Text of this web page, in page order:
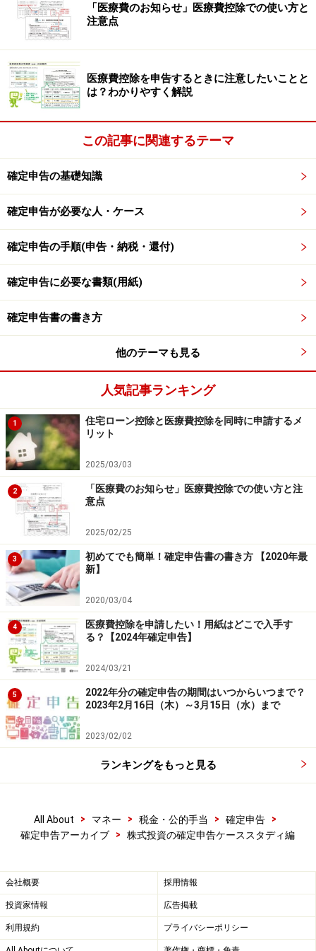
添付書類～年間取引報告書
特定口座を証券会社で開設している方は、源泉徴収のあ
るなしにかかわらず、特定口座を開設している証券会社
ごとに1年間の取引を記載した「特定口座年間取引報告
書」が郵送されてきます。この「特定口座年間取引報告
書」を添付して提出することとなります。「特定口座年
費用の額等が記載されています。
明細書・内訳書～株式等に係る譲渡所得等
の金額の計算明細書
株式等に係る譲渡所得等の金額の計算明細書を
ら印刷し、取引報告書などを基にして上場株式等の売買
収益を記入します。
株式の確定申告をする場合、色々なケースがあると思い
ますが、今回は一番多いケースで応用も利く複数の証券
口座をお持ちでそれらを合算して税金を払う場合に必要
な手続きを説明しようと思います。
株式の確定申告のケーススタディはこちら
※記事内容は執筆時点のものです。最新の内容をご確認くださ
い。
本記事の内容は一般的な情報提供を目的としており、特定の金融
商品や投資行動を推奨するものではありません。
投資や資産運用に関する最終的なご判断はご自身の責任において
行ってください。
掲載情報の正確性・完全性については十分に配慮しております
が、その内容を保証するものではなく、これに基づく損失・損害
などについて当社は一切の責任を負いません。
最新の情報や詳細については、必ず各金融機関やサービス提供者
の公式情報をご確認ください。
「医療費のお知らせ」医療費控除での使い方と
注意点
医療費控除を申告するときに注意したいことと
は？わかりやすく解説
この記事に関連するテーマ
確定申告の基礎知識
確定申告が必要な人・ケース
確定申告の手順(申告・納税・還付)
確定申告に必要な書類(用紙)
確定申告書の書き方
他のテーマも見る
人気記事ランキング
1
住宅ローン控除と医療費控除を同時に申請するメ
リット
2025/03/03
2
「医療費のお知らせ」医療費控除での使い方と注
意点
2025/02/25
3
初めてでも簡単！確定申告書の書き方 【2020年最
新】
2020/03/04
4
医療費控除を申請したい！用紙はどこで入手す
る？【2024年確定申告】
2024/03/21
5
2022年分の確定申告の期間はいつからいつまで？
2023年2月16日（木）～3月15日（水）まで
2023/02/02
ランキングをもっと見る
All About > マネー > 税金・公的手当 > 確定申告
>
確定申告アーカイブ
> 株式投資の確定申告ケーススタディ編
会社概要 採用情報
投資家情報 広告掲載
利用規約 プライバシーポリシー